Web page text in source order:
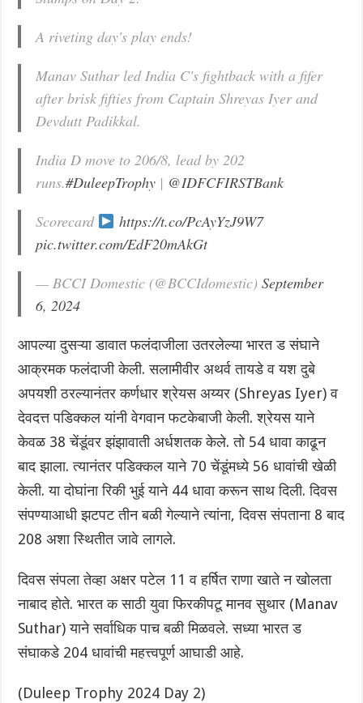
A riveting day's play ends!
Manav Suthar led India C's fightback with a fifer
after brisk fifties from Captain Shreyas Iyer and
Devdutt Padikkal.
India D move to 206/8, lead by 202
runs.#DuleepTrophy | @IDFCFIRSTBank
Scorecard
https://t.co/PcAyYzJ9W7
pic.twitter.com/EdF20mAkGt
— BCCI Domestic (@BCCIdomestic)September
6, 2024
आपल्या दुसऱ्या डावात फलंदाजीला उतरलेल्या भारत ड संघाने
आक्रमक फलंदाजी केली. सलामीवीर अथर्व तायडे व यश दुबे
अपयशी ठरल्यानंतर कर्णधार श्रेयस अय्यर (Shreyas Iyer) व
देवदत्त पडिक्कल यांनी वेगवान फटकेबाजी केली. श्रेयस याने
केवळ 38 चेंडूंवर झंझावाती अर्धशतक केले. तो‌ 54 धावा काढून
बाद झाला. त्यानंतर पडिक्कल याने 70 चेंडूंमध्ये 56 धावांची खेळी
केली. या दोघांना रिकी भुई याने 44 धावा करून साथ दिली. दिवस
संपण्याआधी झटपट तीन बळी गेल्याने त्यांना, दिवस संपताना 8 बाद
208 अशा स्थितीत जावे लागले.
दिवस संपला तेव्हा अक्षर पटेल 11 व‌ हर्षित राणा खाते न खोलता
नाबाद होते. भारत क साठी युवा फिरकीपटू मानव सुथार (Manav
Suthar) याने सर्वाधिक पाच बळी मिळवले. सध्या भारत ड
संघाकडे 204 धावांची महत्त्वपूर्ण आघाडी आहे.
(Duleep Trophy 2024 Day 2)